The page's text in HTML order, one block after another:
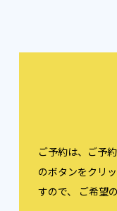
ご予約は、ご予
のボタンをクリ
すので、 ご希望